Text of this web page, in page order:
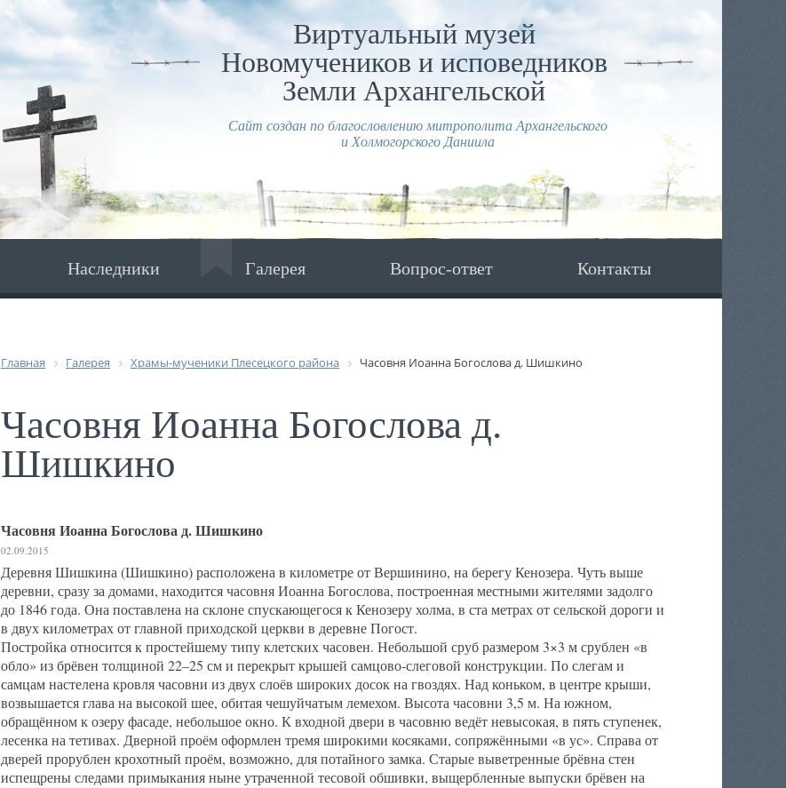
Виртуальный музей
Новомучеников и исповедников
Земли Архангельской
Сайт создан по благословлению митрополита Архангельского
и Холмогорского Даниила
Наследники Галерея Вопрос-ответ Контакты
Главная Галерея Храмы-мученики Плесецкого района Часовня Иоанна Богослова д. Шишкино
Часовня Иоанна Богослова д.
Шишкино
Часовня Иоанна Богослова д. Шишкино
02.09.2015
Деревня Шишкина (Шишкино) расположена в километре от Вершинино, на берегу Кенозера. Чуть выше
деревни, сразу за домами, находится часовня Иоанна Богослова, построенная местными жителями задолго
до 1846 года. Она поставлена на склоне спускающегося к Кенозеру холма, в ста метрах от сельской дороги и
в двух километрах от главной приходской церкви в деревне Погост.
Постройка относится к простейшему типу клетских часовен. Небольшой сруб размером 3×3 м срублен «в
обло» из брёвен толщиной 22–25 см и перекрыт крышей самцово-слеговой конструкции. По слегам и
самцам настелена кровля часовни из двух слоёв широких досок на гвоздях. Над коньком, в центре крыши,
возвышается глава на высокой шее, обитая чешуйчатым лемехом. Высота часовни 3,5 м. На южном,
обращённом к озеру фасаде, небольшое окно. К входной двери в часовню ведёт невысокая, в пять ступенек,
лесенка на тетивах. Дверной проём оформлен тремя широкими косяками, сопряжёнными «в ус». Справа от
дверей прорублен крохотный проём, возможно, для потайного замка. Старые выветренные брёвна стен
испещрены следами примыкания ныне утраченной тесовой обшивки, выщербленные выпуски брёвен на